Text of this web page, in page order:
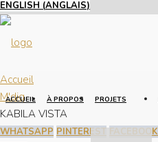
ENGLISH (ANGLAIS)
ACCUEIL À PROPOS PROJETS
Accueil
M'diq
KABILA VISTA
WHATSAPP PINTEREST FACEBOOK